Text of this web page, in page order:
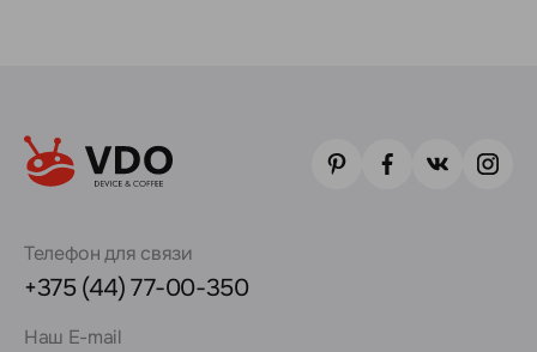
Телефон для связи
+375 (44) 77-00-350
Наш E-mail